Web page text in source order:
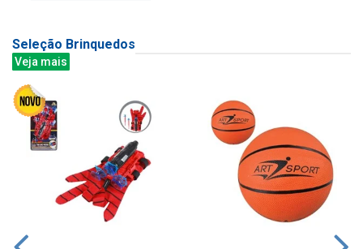
Seleção Brinquedos
Veja mais